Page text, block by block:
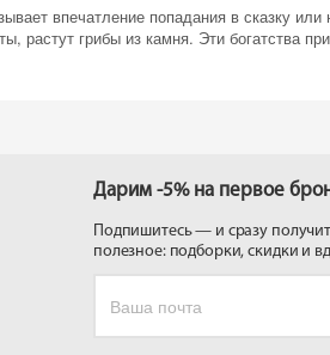
впечатление попадания в сказку
растут грибы из камня. Эти богатства
Дарим -5% на первое
Подпишитесь — и сразу
полезное: подборки, скидки и